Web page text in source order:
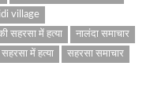
village
सहरसा में हत्या
नालंदा समाचार
सहरसा में हत्या
सहरसा समाचार